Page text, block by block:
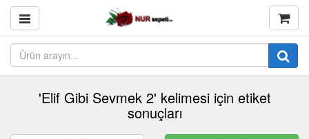
'Elif Gibi Sevmek 2' kelimesi için etiket
sonuçları